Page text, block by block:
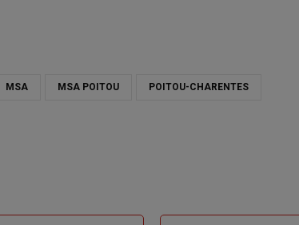
MSA MSA POITOU POITOU-CHARENTES